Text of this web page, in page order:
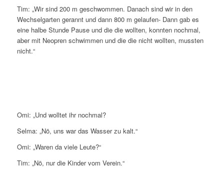
Tim: „Wir sind 200 m geschwommen. Danach sind wir in den
Wechselgarten gerannt und dann 800 m gelaufen- Dann gab es
eine halbe Stunde Pause und die die wollten, konnten nochmal,
aber mit Neopren schwimmen und die die nicht wollten, mussten
nicht.“
Omi: „Und wolltet ihr nochmal?
Selma: „Nö, uns war das Wasser zu kalt.“
Omi: „Waren da viele Leute?“
Tim: „Nö, nur die Kinder vom Verein.“